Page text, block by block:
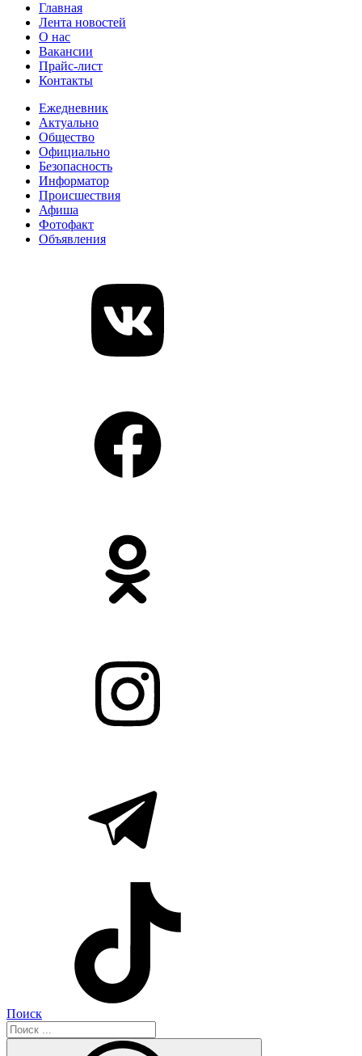
Главная
Лента новостей
О нас
Вакансии
Прайс-лист
Контакты
Ежедневник
Актуально
Общество
Официально
Безопасность
Информатор
Происшествия
Афиша
Фотофакт
Объявления
Поиск